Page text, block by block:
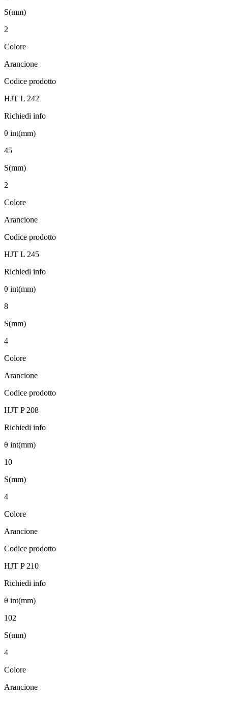
S(mm)
2
Colore
Arancione
Codice prodotto
HJT L 242
Richiedi info
θ int(mm)
45
S(mm)
2
Colore
Arancione
Codice prodotto
HJT L 245
Richiedi info
θ int(mm)
8
S(mm)
4
Colore
Arancione
Codice prodotto
HJT P 208
Richiedi info
θ int(mm)
10
S(mm)
4
Colore
Arancione
Codice prodotto
HJT P 210
Richiedi info
θ int(mm)
102
S(mm)
4
Colore
Arancione